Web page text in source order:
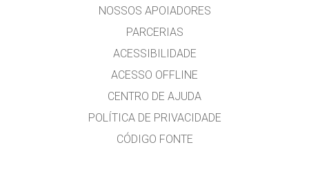
NOSSOS APOIADORES
PARCERIAS
ACESSIBILIDADE
ACESSO OFFLINE
CENTRO DE AJUDA
POLÍTICA DE PRIVACIDADE
CÓDIGO FONTE